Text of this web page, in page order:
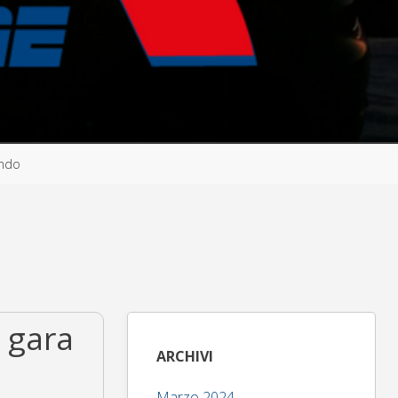
ARCHIVI